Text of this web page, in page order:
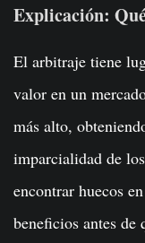
Explicación:
El arbitraje tiene
valor en un
más alto,
imparcialidad de
encontrar huecos
beneficios antes de